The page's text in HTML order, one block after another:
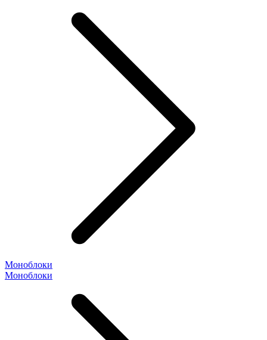
Моноблоки
Моноблоки